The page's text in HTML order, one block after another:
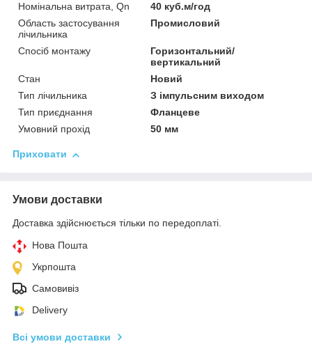
Номінальна витрата, Qn
40 куб.м/год
Область застосування
лічильника
Промисловий
Спосіб монтажу
Горизонтальний/
вертикальний
Стан
Новий
Тип лічильника
З імпульсним виходом
Тип приєднання
Фланцеве
Умовний прохід
50 мм
Приховати
Умови доставки
Доставка здійснюється тільки по передоплаті.
Нова Пошта
Укрпошта
Самовивіз
Delivery
Всі умови доставки